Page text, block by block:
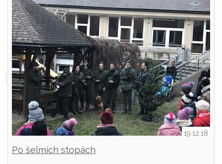
19.12.18
Po šelmích stopách